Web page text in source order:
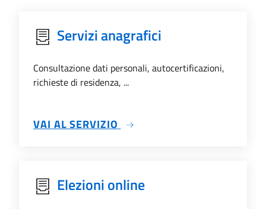
Servizi anagrafici
Consultazione dati personali, autocertificazioni,
richieste di residenza, ...
VAI AL SERVIZIO SU SERVIZI ANAGRAFICI
Elezioni online